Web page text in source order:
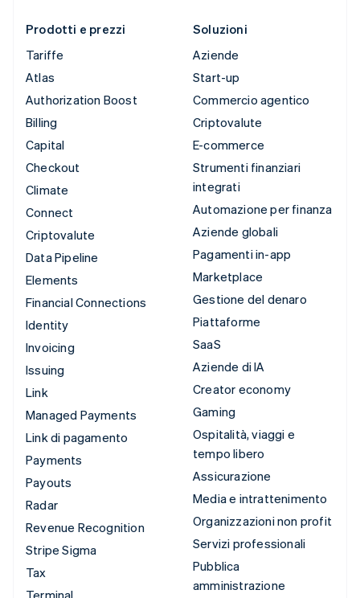
Prodotti e prezzi
Tariffe
Atlas
Authorization Boost
Billing
Capital
Checkout
Climate
Connect
Criptovalute
Data Pipeline
Elements
Financial Connections
Identity
Invoicing
Issuing
Link
Managed Payments
Link di pagamento
Payments
Payouts
Radar
Revenue Recognition
Stripe Sigma
Tax
Soluzioni
Aziende
Start-up
Commercio agentico
Criptovalute
E-commerce
Strumenti finanziari
integrati
Automazione per finanza
Aziende globali
Pagamenti in-app
Marketplace
Gestione del denaro
Piattaforme
SaaS
Aziende di IA
Creator economy
Gaming
Ospitalità, viaggi e
tempo libero
Assicurazione
Media e intrattenimento
Organizzazioni non profit
Servizi professionali
Pubblica
amministrazione